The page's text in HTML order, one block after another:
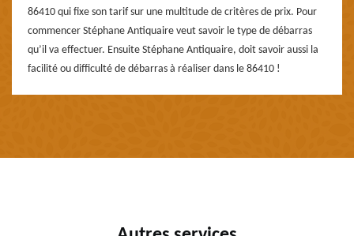
86410 qui fixe son tarif sur une multitude de critères de prix. Pour
commencer Stéphane Antiquaire veut savoir le type de débarras
qu’il va effectuer. Ensuite Stéphane Antiquaire, doit savoir aussi la
facilité ou difficulté de débarras à réaliser dans le 86410 !